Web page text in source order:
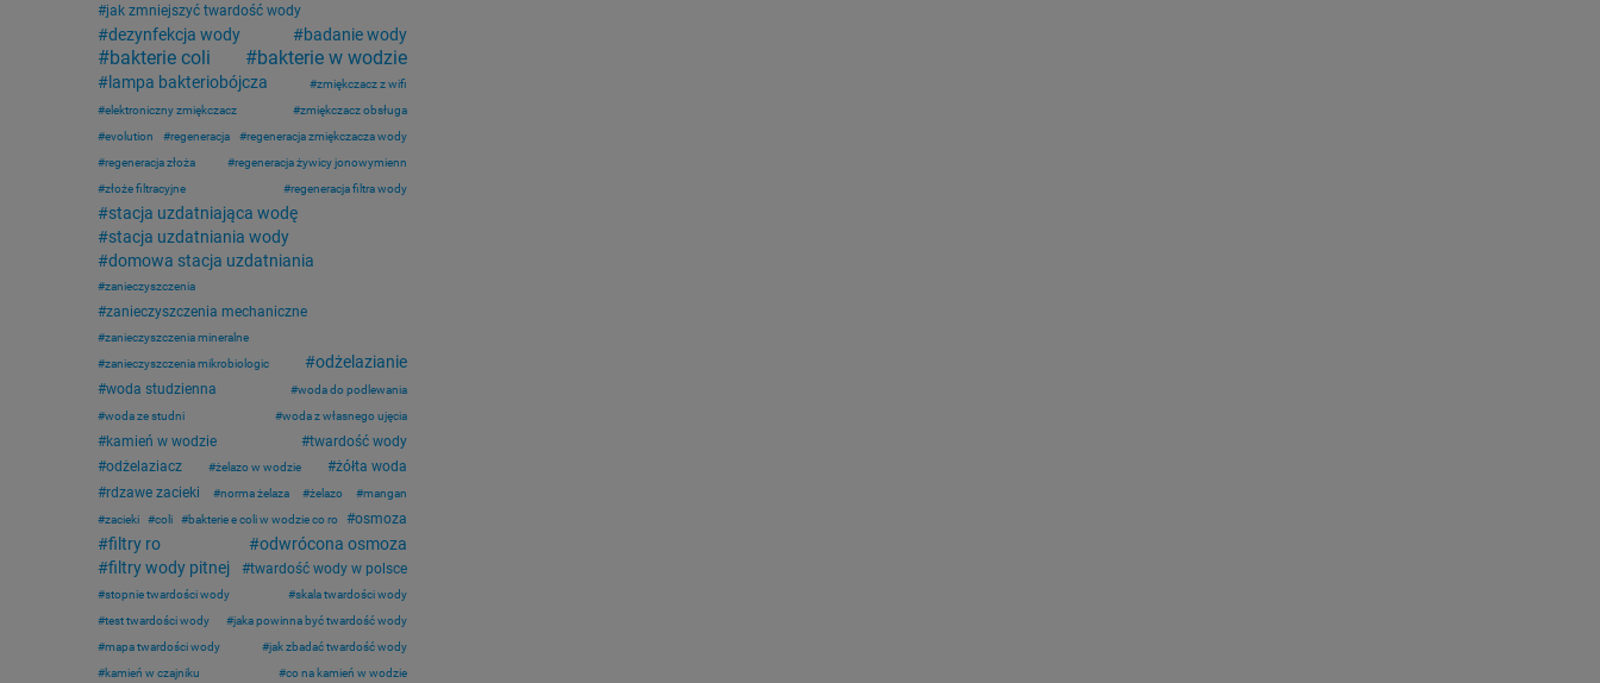
jak zmniejszyć twardość wody
dezynfekcja wody badanie wody
bakterie coli bakterie w wodzie
lampa bakteriobójcza
zmiękczacz z wifi
elektroniczny zmiękczacz
zmiękczacz obsługa
evolution
regeneracja
regeneracja zmiękczacza wody
regeneracja złoża
regeneracja żywicy jonowymienn
złoże filtracyjne
regeneracja filtra wody
stacja uzdatniająca wodę
stacja uzdatniania wody
domowa stacja uzdatniania
zanieczyszczenia
zanieczyszczenia mechaniczne
zanieczyszczenia mineralne
zanieczyszczenia mikrobiologic
odżelazianie
woda studzienna
woda do podlewania
woda ze studni
woda z własnego ujęcia
kamień w wodzie
twardość wody
odżelaziacz
żelazo w wodzie
żółta woda
rdzawe zacieki
norma żelaza żelazo
mangan
zacieki
coli bakterie e coli w wodzie co ro osmoza
filtry ro
odwrócona osmoza
filtry wody pitnej
twardość wody w polsce
stopnie twardości wody
skala twardości wody
test twardości wody
jaka powinna być twardość wody
mapa twardości wody
jak zbadać twardość wody
kamień w czajniku
co na kamień w wodzie